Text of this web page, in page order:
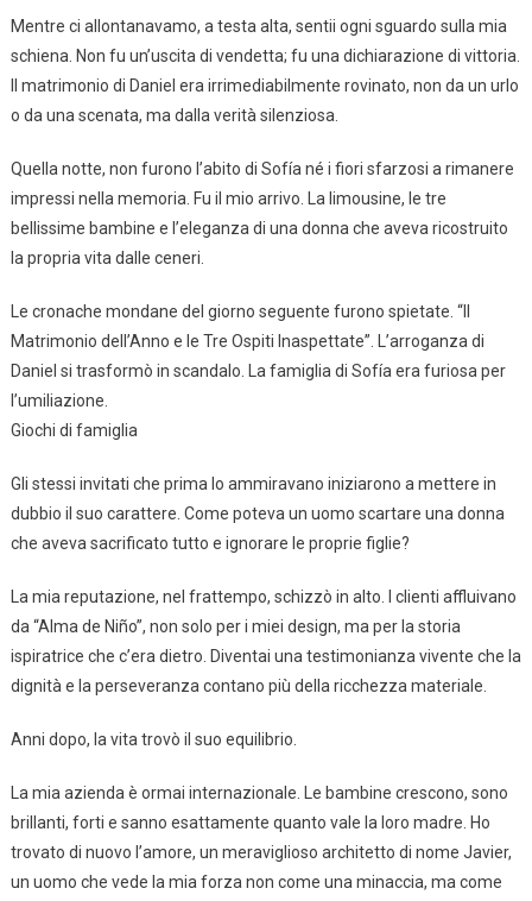
Mentre ci allontanavamo, a testa alta, sentii ogni sguardo sulla mia
schiena. Non fu un’uscita di vendetta; fu una dichiarazione di vittoria.
Il matrimonio di Daniel era irrimediabilmente rovinato, non da un urlo
o da una scenata, ma dalla verità silenziosa.
Quella notte, non furono l’abito di Sofía né i fiori sfarzosi a rimanere
impressi nella memoria. Fu il mio arrivo. La limousine, le tre
bellissime bambine e l’eleganza di una donna che aveva ricostruito
la propria vita dalle ceneri.
Le cronache mondane del giorno seguente furono spietate. “Il
Matrimonio dell’Anno e le Tre Ospiti Inaspettate”. L’arroganza di
Daniel si trasformò in scandalo. La famiglia di Sofía era furiosa per
l’umiliazione.
Giochi di famiglia
Gli stessi invitati che prima lo ammiravano iniziarono a mettere in
dubbio il suo carattere. Come poteva un uomo scartare una donna
che aveva sacrificato tutto e ignorare le proprie figlie?
La mia reputazione, nel frattempo, schizzò in alto. I clienti affluivano
da “Alma de Niño”, non solo per i miei design, ma per la storia
ispiratrice che c’era dietro. Diventai una testimonianza vivente che la
dignità e la perseveranza contano più della ricchezza materiale.
Anni dopo, la vita trovò il suo equilibrio.
La mia azienda è ormai internazionale. Le bambine crescono, sono
brillanti, forti e sanno esattamente quanto vale la loro madre. Ho
trovato di nuovo l’amore, un meraviglioso architetto di nome Javier,
un uomo che vede la mia forza non come una minaccia, ma come